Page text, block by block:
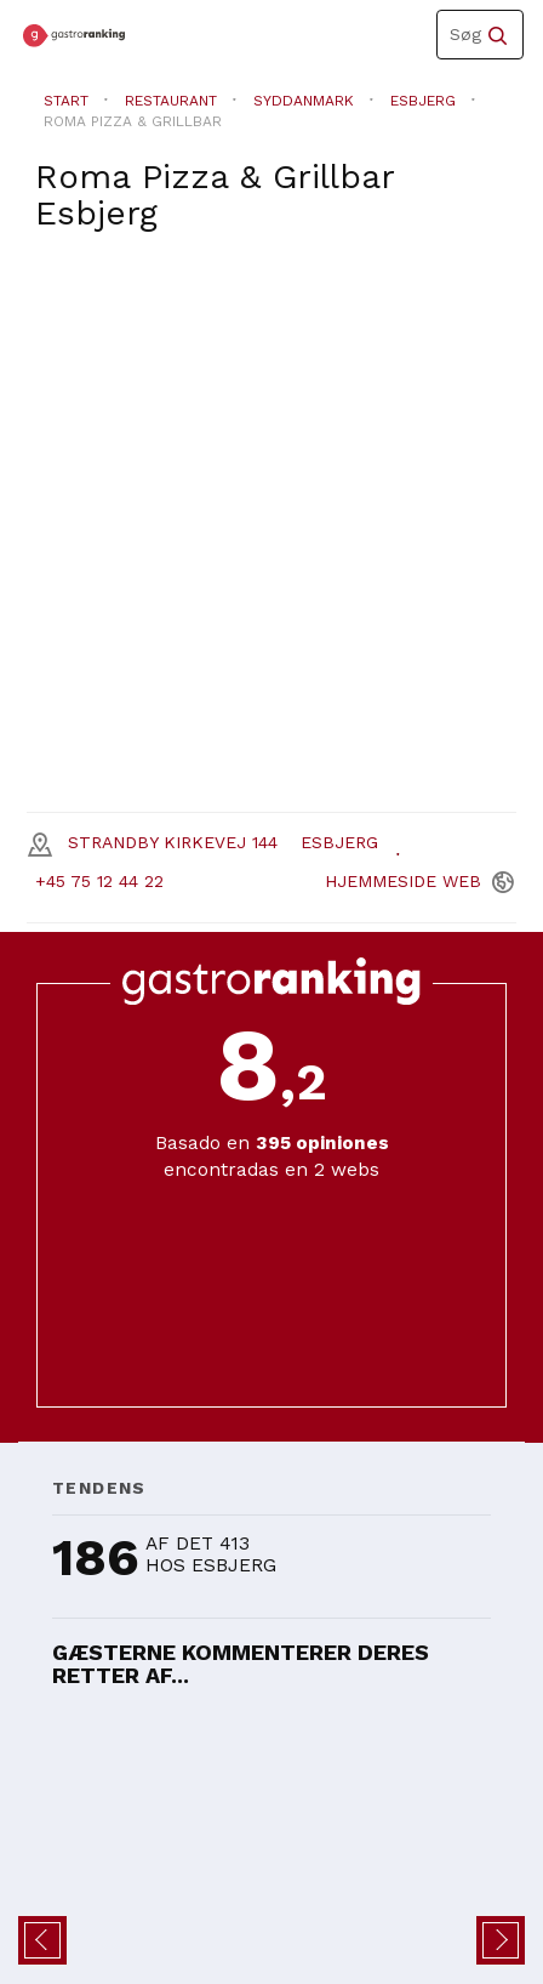
Toggle
navigation
Søg
START RESTAURANT SYDDANMARK
ESBJERG
ROMA PIZZA & GRILLBAR
Roma Pizza & Grillbar
Esbjerg
STRANDBY KIRKEVEJ 144 ESBJERG
+45 75 12 44 22 HJEMMESIDE WEB
8,2
Basado en 395opiniones
encontradas en 2 webs
TENDENS
186 AF DET 413
HOS ESBJERG
GÆSTERNE KOMMENTERER DERES
RETTER AF...